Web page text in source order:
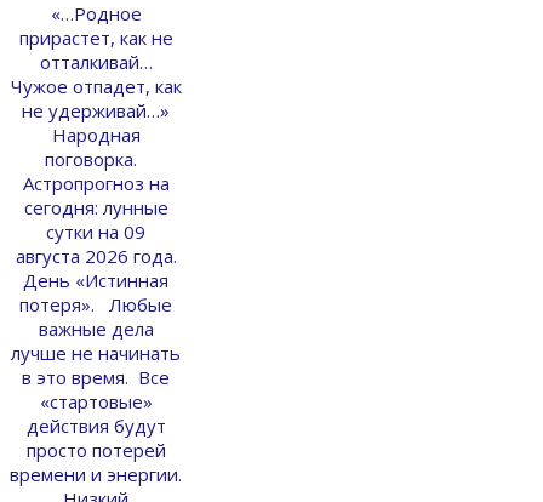
«…Родное
прирастет, как не
отталкивай…
Чужое отпадет, как
не удерживай…»
Народная
поговорка.
Астропрогноз на
сегодня: лунные
сутки на 09
августа 2026 года.
День «Истинная
потеря». Любые
важные дела
лучше не начинать
в это время. Все
«стартовые»
действия будут
просто потерей
времени и энергии.